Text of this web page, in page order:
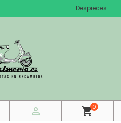
Despieces
 shopping_cart0